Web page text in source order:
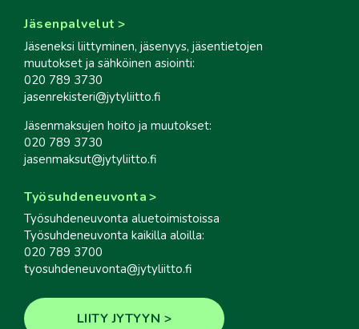
Jäsenpalvelut
Jäseneksi liittyminen, jäsenyys, jäsentietojen
muutokset ja sähköinen asiointi:
020 789 3730
jasenrekisteri@jytyliitto.fi
Jäsenmaksujen hoito ja muutokset:
020 789 3730
jasenmaksut@jytyliitto.fi
Työsuhdeneuvonta
Työsuhdeneuvonta aluetoimistoissa
Työsuhdeneuvonta kaikilla aloilla:
020 789 3700
tyosuhdeneuvonta@jytyliitto.fi
LIITY JYTYYN